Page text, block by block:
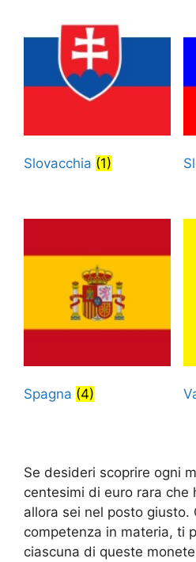
Slovacchia (1)
Spagna (4)
Se desideri scoprire ogni
centesimi di euro rara che
allora sei nel posto giusto.
competenza in materia, ti
ciascuna di queste